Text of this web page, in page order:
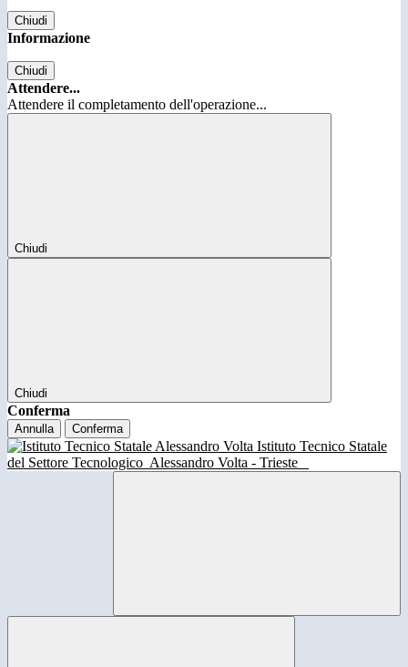
Chiudi
Informazione
Chiudi
Attendere...
Attendere il completamento dell'operazione...
Chiudi
Chiudi
Conferma
Annulla Conferma
Istituto Tecnico Statale
del Settore Tecnologico Alessandro Volta - Trieste